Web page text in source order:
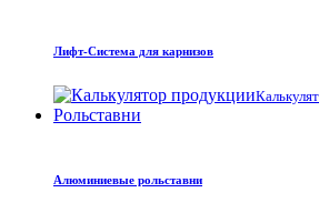
Лифт-Система для карнизов
Рольставни
Алюминиевые рольставни